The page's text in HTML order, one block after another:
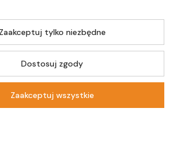
Pokaż pełną wersję strony
Sklep internetowy Shoper.pl
Zaakceptuj tylko niezbędne
Dostosuj zgody
Zaakceptuj wszystkie